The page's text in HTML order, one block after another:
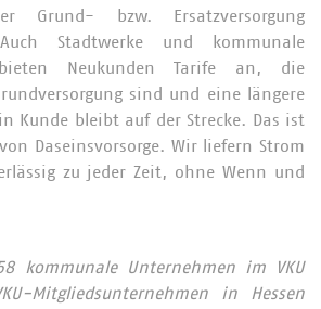
Grund- bzw. Ersatzversorgung
Auch Stadtwerke und kommunale
bieten Neukunden Tarife an, die
sind und eine längere
Kunde bleibt auf der Strecke. Das ist
Daseinsvorsorge. Wir liefern Strom
zu jeder Zeit, ohne Wenn und
kommunale Unternehmen im VKU
Mitgliedsunternehmen in Hessen